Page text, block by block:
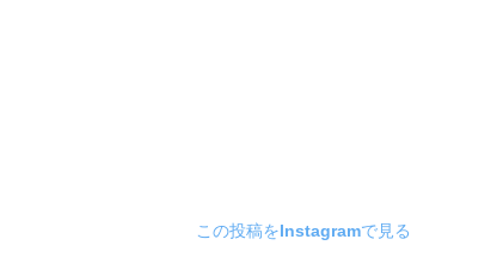
この投稿をInstagramで見る